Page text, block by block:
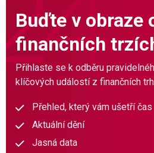
Buďte v obraze
finančních
Přihlaste se k odběru
klíčových událostí z finančních
Přehled, který vám ušetří čas
Aktuální dění
Jasná data